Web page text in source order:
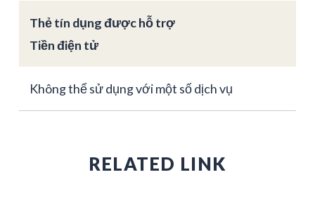
Thẻ tín dụng được hỗ trợ
Tiền điện tử
Không thể sử dụng với một số dịch vụ
RELATED LINK